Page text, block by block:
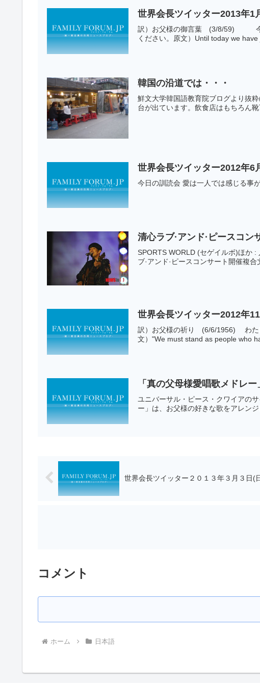
世界会長ツイッター2013年
訳）お父様の御言葉 (3/8/59) 今日
ください。原文）Until today we have
韓国の沿道では・・・
鮮文大学韓国語教育院ブログより抜
台が出ています。飲食店はもちろん
世界会長ツイッター2012年6
今日の訓読会 愛は一人では感じる事
清心ラブ·アンド·ピースコン
SPORTS WORLD (セゲイルボ)ほか
ブ·アンド·ピースコンサート開催複合
世界会長ツイッター2012年
訳）お父様の祈り (6/6/1956) わた
文）"We must stand as people who
「真の父母様愛唱歌メドレ
ユニバーサル・ピース・クワイアの
ー」は、お父様の好きな歌をアレン
世界会長ツイッター２０１３年３月３日(
コメント
ホーム 日本語